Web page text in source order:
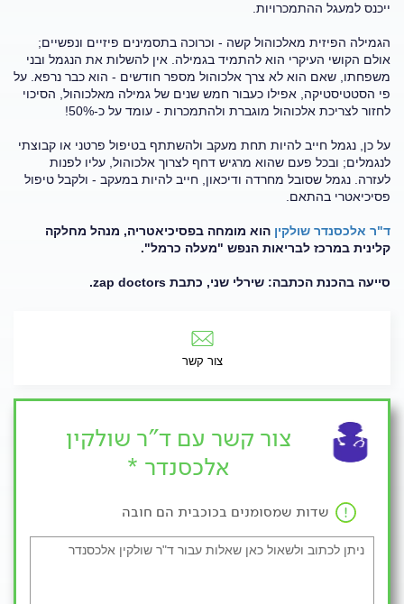
ייכנס למעגל ההתמכרויות.
הגמילה הפיזית מאלכוהול קשה - וכרוכה בתסמינים פיזיים ונפשיים;
אולם הקושי העיקרי הוא להתמיד בגמילה. אין להשלות את הנגמל ובני
משפחתו, שאם הוא לא צרך אלכוהול מספר חודשים - הוא כבר נרפא. על
פי הסטטיסטיקה, אפילו כעבור חמש שנים של גמילה מאלכוהול, הסיכוי
לחזור לצריכת אלכוהול מוגברת ולהתמכרות - עומד על כ-50%!
על כן, נגמל חייב להיות תחת מעקב ולהשתתף בטיפול פרטני או קבוצתי
לנגמלים; ובכל פעם שהוא מרגיש דחף לצרוך אלכוהול, עליו לפנות
לעזרה. נגמל שסובל מחרדה ודיכאון, חייב להיות במעקב - ולקבל טיפול
פסיכיאטרי בהתאם.
ד"ר אלכסנדר שולקין הוא מומחה בפסיכיאטריה, מנהל מחלקה
קלינית במרכז לבריאות הנפש "מעלה כרמל".
סייעה בהכנת הכתבה: שירלי שני, כתבת zap doctors.
צור קשר
צור קשר עם ד"ר שולקין
אלכסנדר *
שדות שמסומנים בכוכבית הם חובה